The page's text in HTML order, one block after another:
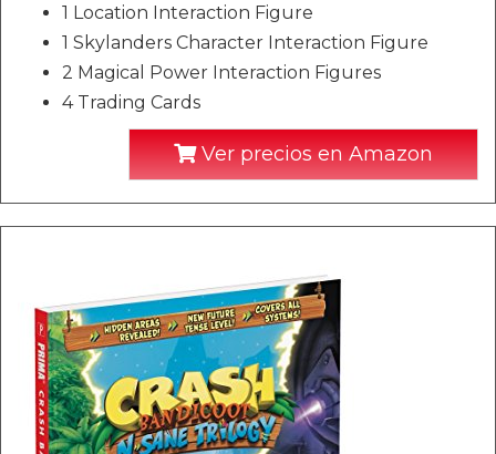
1 Location Interaction Figure
1 Skylanders Character Interaction Figure
2 Magical Power Interaction Figures
4 Trading Cards
Ver precios en Amazon